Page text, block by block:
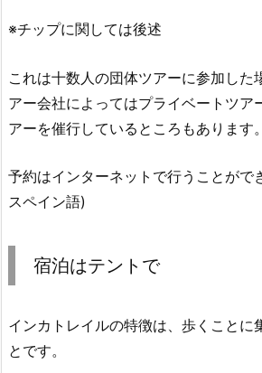
※チップに関しては後述
これは十数人の団体ツアーに参加した
アー会社によってはプライベートツア
アーを催行しているところもあります。
予約はインターネットで行うことがで
スペイン語)
宿泊はテントで
インカトレイルの特徴は、歩くことに
とです。